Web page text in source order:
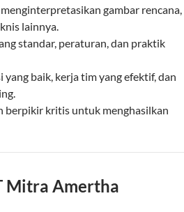
gambar rencana,
lainnya.
standar, peraturan, dan praktik
baik, kerja tim yang efektif, dan
berpikir kritis untuk menghasilkan
Mitra Amertha